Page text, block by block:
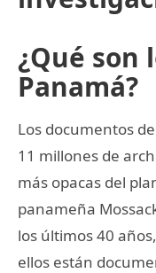
¿Qué son
Panamá?
Los documentos
11 millones de
más opacas del
panameña
los últimos 40
ellos están